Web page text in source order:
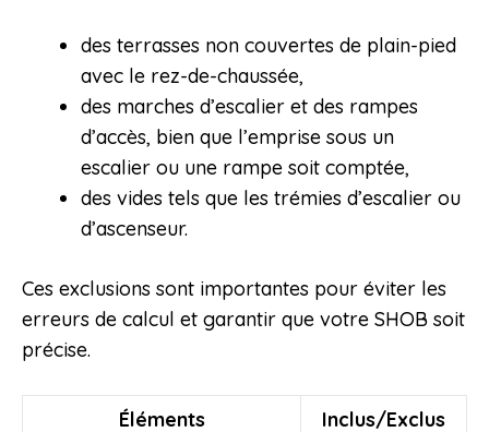
des terrasses non couvertes de plain-pied
avec le rez-de-chaussée,
des marches d’escalier et des rampes
d’accès, bien que l’emprise sous un
escalier ou une rampe soit comptée,
des vides tels que les trémies d’escalier ou
d’ascenseur.
Ces exclusions sont importantes pour éviter les
erreurs de calcul et garantir que votre SHOB soit
précise.
Éléments
Inclus/Exclus